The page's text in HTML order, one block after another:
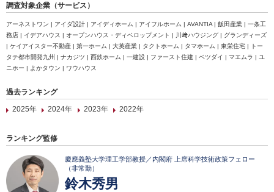
調査対象企業（サービス）
アーネストワン | アイダ設計 | アイディホーム | アイフルホーム | AVANTIA | 飯田産業 | 一条工
務店 | イデアハウス | オープンハウス・ディベロップメント | 川﨑ハウジング | グランディーズ
| ケイアイスター不動産 | 第一ホーム | 大英産業 | タクトホーム | タマホーム | 東栄住宅 | トー
タテ都市開発九州 | ナカジツ | 西鉄ホーム | 一建設 | ファースト住建 | ベツダイ | マエムラ | ユ
ニホー | よかタウン | ワウハウス
過去ランキング
2025年
2024年 2023年 2022年
ランキング監修
慶應義塾大学理工学部教授／内閣府 上席科学技術政策フェロー
（非常勤）
鈴木秀男